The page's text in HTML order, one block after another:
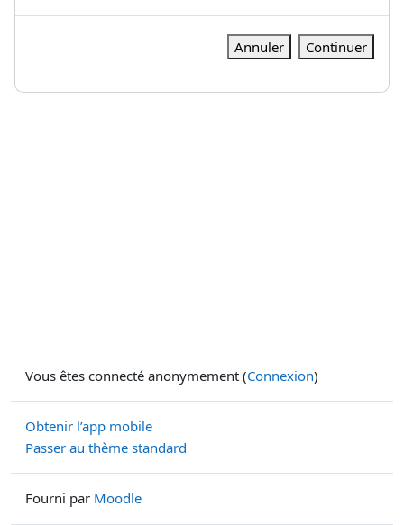
Annuler Continuer
Vous êtes connecté anonymement (Connexion)
Obtenir l’app mobile
Passer au thème standard
Fourni par Moodle